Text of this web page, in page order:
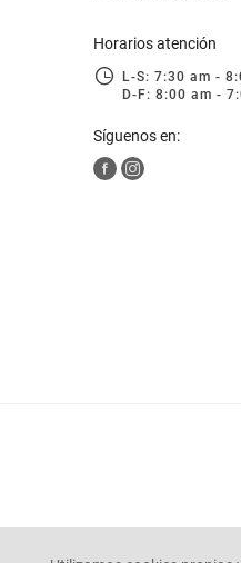
Horarios atención
L-S: 7:30 am -
D-F: 8:00 am -
Síguenos en: